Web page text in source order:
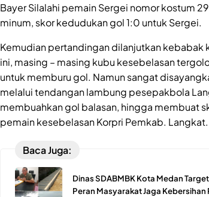
Bayer Silalahi pemain Sergei nomor kostum
minum, skor kedudukan gol 1:0 untuk Sergei.
Kemudian pertandingan dilanjutkan
ini, masing – masing kubu kesebelasan
untuk memburu gol. Namun sangat
melalui tendangan lambung pesepakbola
membuahkan gol balasan, hingga membuat
pemain kesebelasan Korpri Pemkab. Langkat.
Baca Juga:
Dinas SDABMBK Kota Medan
Peran Masyarakat Jaga Kebersihan